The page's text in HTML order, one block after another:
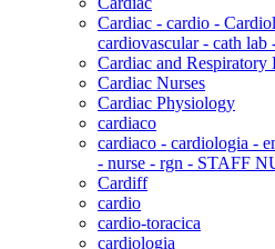
Cardiac - cardio -
cardiovascular - cath
Cardiac and Respiratory
Cardiac Nurses
Cardiac Physiology
cardiaco
cardiaco - cardiologia -
- nurse - rgn - STAFF
Cardiff
cardio
cardio-toracica
cardiologia